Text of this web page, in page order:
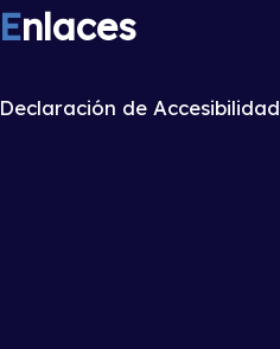
Enlaces
Declaración de Accesibilidad